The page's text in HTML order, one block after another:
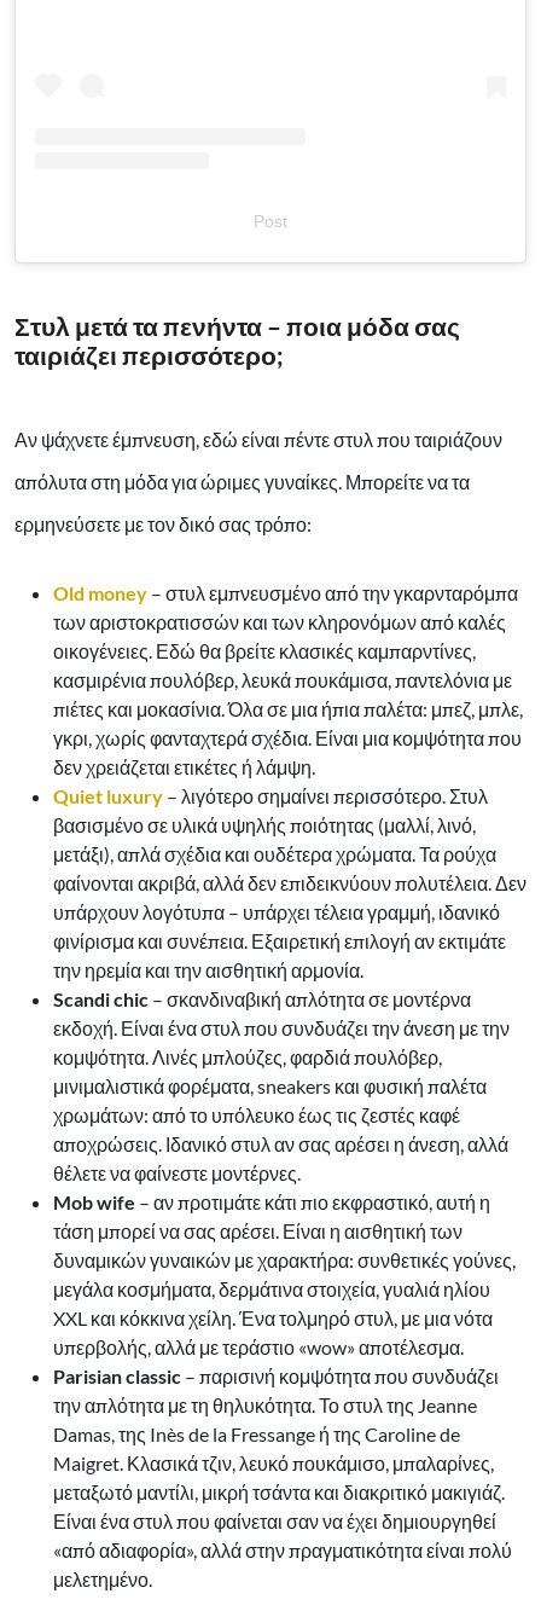
Post
Στυλ μετά τα πενήντα – ποια μόδα σας
ταιριάζει περισσότερο;
Αν ψάχνετε έμπνευση, εδώ είναι πέντε στυλ που ταιριάζουν
απόλυτα στη μόδα για ώριμες γυναίκες. Μπορείτε να τα
ερμηνεύσετε με τον δικό σας τρόπο:
Old money – στυλ εμπνευσμένο από την γκαρνταρόμπα
των αριστοκρατισσών και των κληρονόμων από καλές
οικογένειες. Εδώ θα βρείτε κλασικές καμπαρντίνες,
κασμιρένια πουλόβερ, λευκά πουκάμισα, παντελόνια με
πιέτες και μοκασίνια. Όλα σε μια ήπια παλέτα: μπεζ, μπλε,
γκρι, χωρίς φανταχτερά σχέδια. Είναι μια κομψότητα που
δεν χρειάζεται ετικέτες ή λάμψη.
Quiet luxury – λιγότερο σημαίνει περισσότερο. Στυλ
βασισμένο σε υλικά υψηλής ποιότητας (μαλλί, λινό,
μετάξι), απλά σχέδια και ουδέτερα χρώματα. Τα ρούχα
φαίνονται ακριβά, αλλά δεν επιδεικνύουν πολυτέλεια. Δεν
υπάρχουν λογότυπα – υπάρχει τέλεια γραμμή, ιδανικό
φινίρισμα και συνέπεια. Εξαιρετική επιλογή αν εκτιμάτε
την ηρεμία και την αισθητική αρμονία.
Scandi chic – σκανδιναβική απλότητα σε μοντέρνα
εκδοχή. Είναι ένα στυλ που συνδυάζει την άνεση με την
κομψότητα. Λινές μπλούζες, φαρδιά πουλόβερ,
μινιμαλιστικά φορέματα, sneakers και φυσική παλέτα
χρωμάτων: από το υπόλευκο έως τις ζεστές καφέ
αποχρώσεις. Ιδανικό στυλ αν σας αρέσει η άνεση, αλλά
θέλετε να φαίνεστε μοντέρνες.
Mob wife – αν προτιμάτε κάτι πιο εκφραστικό, αυτή η
τάση μπορεί να σας αρέσει. Είναι η αισθητική των
δυναμικών γυναικών με χαρακτήρα: συνθετικές γούνες,
μεγάλα κοσμήματα, δερμάτινα στοιχεία, γυαλιά ηλίου
XXL και κόκκινα χείλη. Ένα τολμηρό στυλ, με μια νότα
υπερβολής, αλλά με τεράστιο «wow» αποτέλεσμα.
Parisian classic – παρισινή κομψότητα που συνδυάζει
την απλότητα με τη θηλυκότητα. Το στυλ της Jeanne
Damas, της Inès de la Fressange ή της Caroline de
Maigret. Κλασικά τζιν, λευκό πουκάμισο, μπαλαρίνες,
μεταξωτό μαντίλι, μικρή τσάντα και διακριτικό μακιγιάζ.
Είναι ένα στυλ που φαίνεται σαν να έχει δημιουργηθεί
«από αδιαφορία», αλλά στην πραγματικότητα είναι πολύ
μελετημένο.